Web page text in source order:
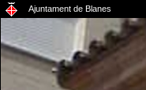
Ajuntament de Blanes